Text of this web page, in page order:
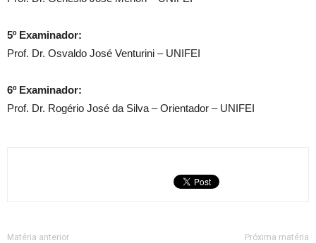
5º Examinador:
Prof. Dr. Osvaldo José Venturini – UNIFEI
6º Examinador:
Prof. Dr. Rogério José da Silva – Orientador – UNIFEI
Matéria anterior Próxima matéria